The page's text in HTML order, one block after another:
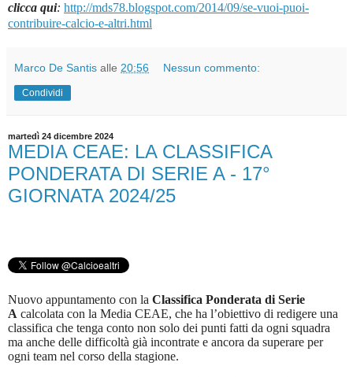
clicca qui: http://mds78.blogspot.com/2014/09/se-vuoi-puoi-
contribuire-calcio-e-altri.html
Marco De Santis alle 20:56 Nessun commento:
Condividi
martedì 24 dicembre 2024
MEDIA CEAE: LA CLASSIFICA
PONDERATA DI SERIE A - 17°
GIORNATA 2024/25
Nuovo appuntamento con la Classifica Ponderata di Serie
A calcolata con la Media CEAE, che ha l’obiettivo di redigere una
classifica che tenga conto non solo dei punti fatti da ogni squadra
ma anche delle difficoltà già incontrate e ancora da superare per
ogni team nel corso della stagione.